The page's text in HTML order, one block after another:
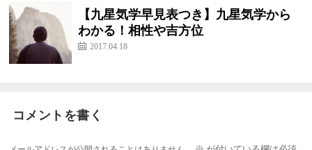
【九星気学早見表つき】九星気学から
わかる！相性や吉方位
2017.04.18
コメントを書く